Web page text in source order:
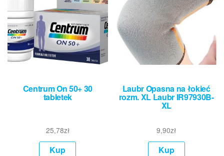
Centrum On 50+ 30
tabletek
25,78zł
Kup
Laubr Opasna na łokieć
rozm. XL Laubr IR97930B-
XL
9,90zł
Kup